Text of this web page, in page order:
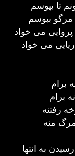
تا بپوسم
ببوسم
می خواد
می خواد
برام
برام
رفتنه
منه
به انتها